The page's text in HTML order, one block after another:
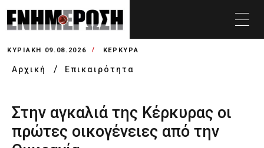
ΚΥΡΙΑΚΉ 09.08.2026 ΚΕΡΚΥΡΑ
Αρχική Επικαιρότητα
Στην αγκαλιά της Κέρκυρας οι
πρώτες οικογένειες από την